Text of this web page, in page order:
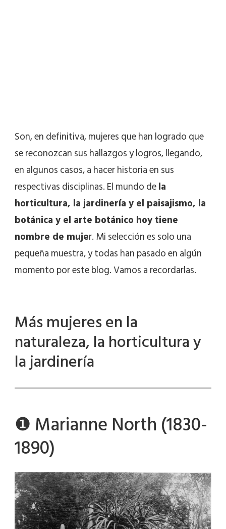
Son, en definitiva, mujeres que han logrado que
se reconozcan sus hallazgos y logros, llegando,
en algunos casos, a hacer historia en sus
respectivas disciplinas. El mundo dela
horticultura, la jardinería y el paisajismo, la
botánica y el arte botánico hoy tiene
nombre de mujer. Mi selección es solo una
pequeña muestra, y todas han pasado en algún
momento por este blog. Vamos a recordarlas.
Más mujeres en la
naturaleza, la horticultura y
la jardinería
❶ Marianne North (1830-
1890)